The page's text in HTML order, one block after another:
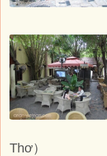
Thơ）